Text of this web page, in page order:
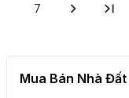
7
Mua Bán Nhà